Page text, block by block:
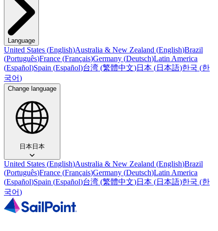
Language
United States (English)Australia & New Zealand (English)Brazil
(Português)France (Français)Germany (Deutsch)Latin America
(Español)Spain (Español)台湾 (繁體中文)日本 (日本語)한국 (한
국어)
Change language
日本日本
United States (English)Australia & New Zealand (English)Brazil
(Português)France (Français)Germany (Deutsch)Latin America
(Español)Spain (Español)台湾 (繁體中文)日本 (日本語)한국 (한
국어)